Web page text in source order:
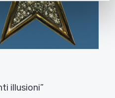
illusioni”